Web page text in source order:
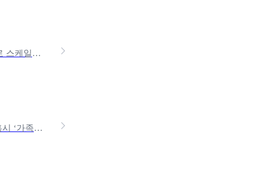
년 7월부터 만 19세 이상 성인은 연 1회 건강보험이 적용된 가격으로 스케일링을 받을 수 있어요. 그런데 "보험 적용하면 진짜 얼마예요?", "1년에 두 번 받으면 그땐 얼마나
안녕하세요, 작은 돈을 아껴 부자가 되고 싶은 가성비인생 입니다.혹시 ‘가족카드’ 라는 단어 들어보셨나요? 가족카드란 신용카드 발급이 어려운 학생이나 주부, 은퇴하신 부모님과 내